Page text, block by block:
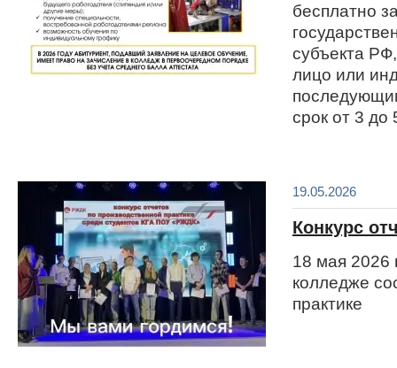
бесплатно
субъекта
лицо или
срок от 3 до
19.05.2026
Конкурс
18 мая 2026
колледже
практике